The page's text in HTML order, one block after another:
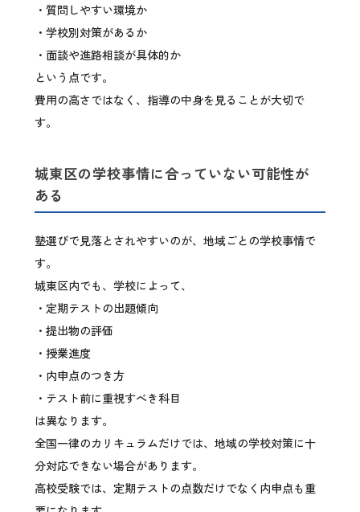
・質問しやすい環境か
・学校別対策があるか
・面談や進路相談が具体的か
という点です。
費用の高さではなく、指導の中身を見ることが大切で
す。
城東区の学校事情に合っていない可能性が
ある
塾選びで見落とされやすいのが、地域ごとの学校事情で
す。
城東区内でも、学校によって、
・定期テストの出題傾向
・提出物の評価
・授業進度
・内申点のつき方
・テスト前に重視すべき科目
は異なります。
全国一律のカリキュラムだけでは、地域の学校対策に十
分対応できない場合があります。
高校受験では、定期テストの点数だけでなく内申点も重